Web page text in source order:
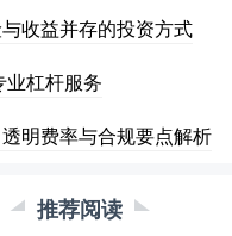
收益并存的投资方式
杠杆服务
明费率与合规要点解析
推荐阅读